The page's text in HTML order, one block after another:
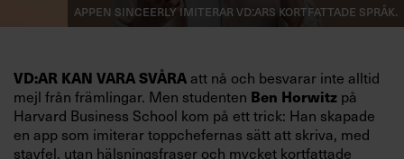
Appen Sinceerly imiterar vd:ars kortfattade språk.
VD:AR KAN VARA SVÅRAatt nå och besvarar inte alltid
mejl från främlingar. Men studenten Ben Horwitz på
Harvard Business School kom på ett trick: Han skapade
en app som imiterar toppchefernas sätt att skriva, med
stavfel, utan hälsningsfraser och mycket kortfattade